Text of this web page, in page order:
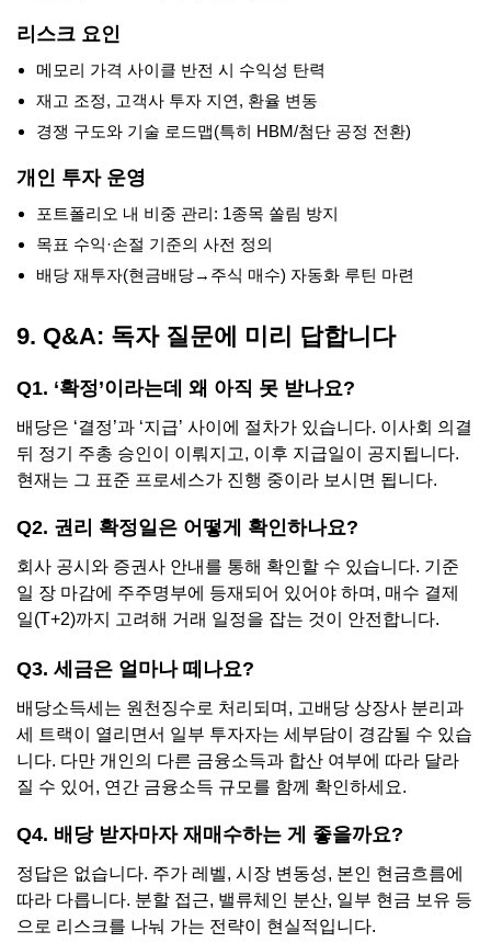
리스크 요인
메모리 가격 사이클 반전 시 수익성 탄력
재고 조정, 고객사 투자 지연, 환율 변동
경쟁 구도와 기술 로드맵(특히 HBM/첨단 공정 전환)
개인 투자 운영
포트폴리오 내 비중 관리: 1종목 쏠림 방지
목표 수익·손절 기준의 사전 정의
배당 재투자(현금배당→주식 매수) 자동화 루틴 마련
9. Q&A: 독자 질문에 미리 답합니다
Q1. ‘확정’이라는데 왜 아직 못 받나요?
배당은 ‘결정’과 ‘지급’ 사이에 절차가 있습니다. 이사회 의결
뒤 정기 주총 승인이 이뤄지고, 이후 지급일이 공지됩니다.
현재는 그 표준 프로세스가 진행 중이라 보시면 됩니다.
Q2. 권리 확정일은 어떻게 확인하나요?
회사 공시와 증권사 안내를 통해 확인할 수 있습니다. 기준
일 장 마감에 주주명부에 등재되어 있어야 하며, 매수 결제
일(T+2)까지 고려해 거래 일정을 잡는 것이 안전합니다.
Q3. 세금은 얼마나 떼나요?
배당소득세는 원천징수로 처리되며, 고배당 상장사 분리과
세 트랙이 열리면서 일부 투자자는 세부담이 경감될 수 있습
니다. 다만 개인의 다른 금융소득과 합산 여부에 따라 달라
질 수 있어, 연간 금융소득 규모를 함께 확인하세요.
Q4. 배당 받자마자 재매수하는 게 좋을까요?
정답은 없습니다. 주가 레벨, 시장 변동성, 본인 현금흐름에
따라 다릅니다. 분할 접근, 밸류체인 분산, 일부 현금 보유 등
으로 리스크를 나눠 가는 전략이 현실적입니다.